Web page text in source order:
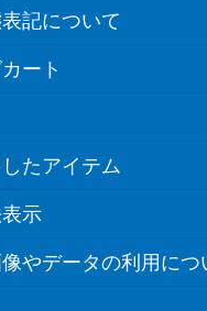
記について
ート
たアイテム
示
やデータの利用につ